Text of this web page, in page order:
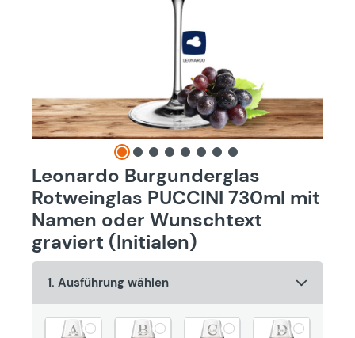
Leonardo Burgunderglas
Rotweinglas PUCCINI 730ml mit
Namen oder Wunschtext
graviert (Initialen)
1. Ausführung wählen